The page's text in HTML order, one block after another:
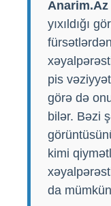
Anarim.Az
yıxıldığı
pis
görə də
bilər. Bəzi
kimi
da